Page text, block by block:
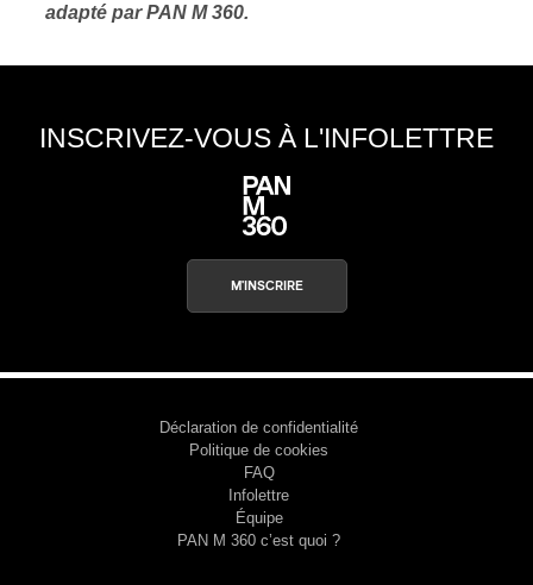
adapté par PAN M 360.
INSCRIVEZ-VOUS À L'INFOLETTRE
M'INSCRIRE
Déclaration de confidentialité
Politique de cookies
FAQ
Infolettre
Équipe
PAN M 360 c’est quoi ?